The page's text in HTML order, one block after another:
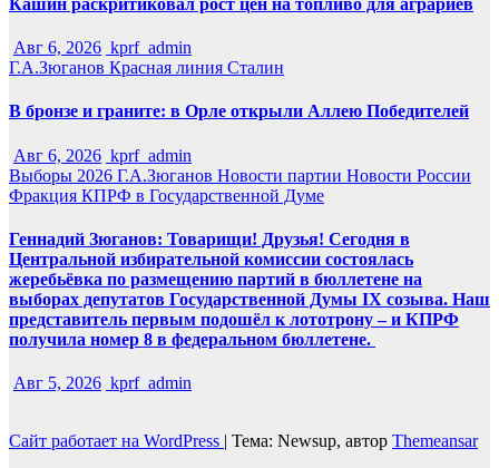
Авг 6, 2026 kprf_admin
Г.А.Зюганов Красная линия Сталин
В бронзе и граните: в Орле открыли Аллею Победителей
Авг 6, 2026 kprf_admin
Выборы 2026 Г.А.Зюганов Новости партии Новости России
Фракция КПРФ в Государственной Думе
Геннадий Зюганов: Товарищи! Друзья! Сегодня в
Центральной избирательной комиссии состоялась
жеребьёвка по размещению партий в бюллетене на
выборах депутатов Государственной Думы IX созыва. Наш
представитель первым подошёл к лототрону – и КПРФ
получила номер 8 в федеральном бюллетене.
Авг 5, 2026 kprf_admin
Сайт работает на WordPress | Тема: Newsup, автор Themeansar